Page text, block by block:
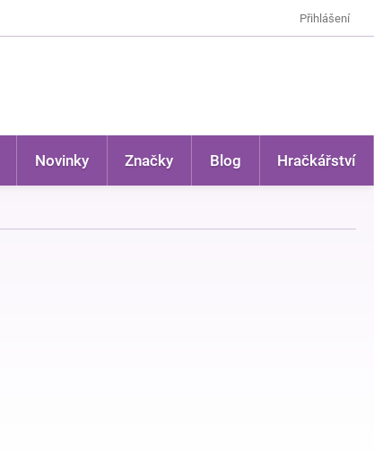
Přihlášení
Novinky Značky Blog Hračkářství